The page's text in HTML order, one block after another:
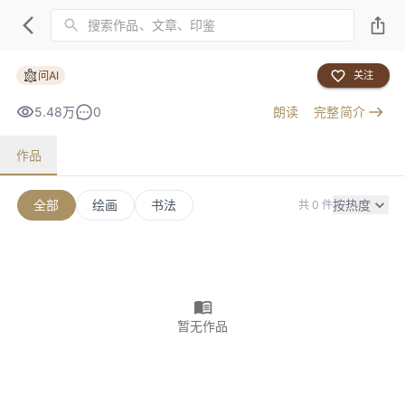
问AI 关注
5.48万 0 朗读 完整简介
作品
全部 绘画 书法 共 0 件按热度
暂无作品